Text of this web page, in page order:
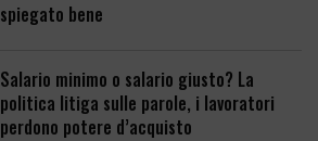
spiegato bene
Salario minimo o salario giusto? La
politica litiga sulle parole, i lavoratori
perdono potere d’acquisto